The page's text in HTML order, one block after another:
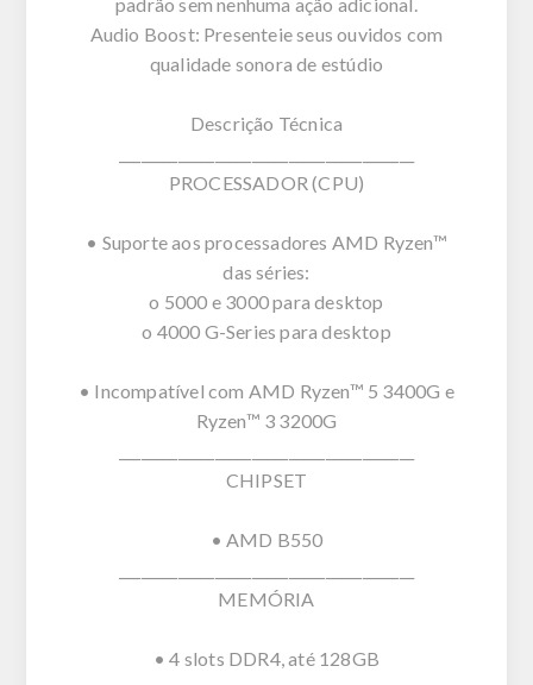
Audio Boost: Presenteie seus ouvidos com
qualidade sonora de estúdio
Descrição Técnica
PROCESSADOR (CPU)
• Suporte aos processadores AMD Ryzen™
das séries:
o 5000 e 3000 para desktop
o 4000 G-Series para desktop
• Incompatível com AMD Ryzen™ 5 3400G e
Ryzen™ 3 3200G
CHIPSET
• AMD B550
MEMÓRIA
• 4 slots DDR4, até 128GB